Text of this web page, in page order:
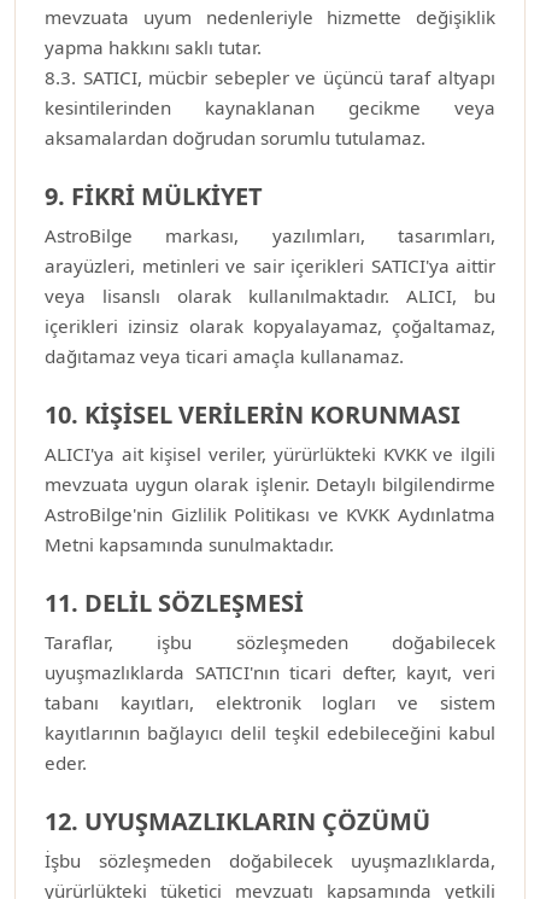
mevzuata uyum nedenleriyle hizmette değişiklik
yapma hakkını saklı tutar.
8.3. SATICI, mücbir sebepler ve üçüncü taraf altyapı
kesintilerinden kaynaklanan gecikme veya
aksamalardan doğrudan sorumlu tutulamaz.
9. FİKRİ MÜLKİYET
AstroBilge markası, yazılımları, tasarımları,
arayüzleri, metinleri ve sair içerikleri SATICI'ya aittir
veya lisanslı olarak kullanılmaktadır. ALICI, bu
içerikleri izinsiz olarak kopyalayamaz, çoğaltamaz,
dağıtamaz veya ticari amaçla kullanamaz.
10. KİŞİSEL VERİLERİN KORUNMASI
ALICI'ya ait kişisel veriler, yürürlükteki KVKK ve ilgili
mevzuata uygun olarak işlenir. Detaylı bilgilendirme
AstroBilge'nin Gizlilik Politikası ve KVKK Aydınlatma
Metni kapsamında sunulmaktadır.
11. DELİL SÖZLEŞMESİ
Taraflar, işbu sözleşmeden doğabilecek
uyuşmazlıklarda SATICI'nın ticari defter, kayıt, veri
tabanı kayıtları, elektronik logları ve sistem
kayıtlarının bağlayıcı delil teşkil edebileceğini kabul
eder.
12. UYUŞMAZLIKLARIN ÇÖZÜMÜ
İşbu sözleşmeden doğabilecek uyuşmazlıklarda,
yürürlükteki tüketici mevzuatı kapsamında yetkili